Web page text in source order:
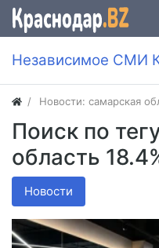
Независимое СМИ
Новости: самарская
Поиск по
область
Новости